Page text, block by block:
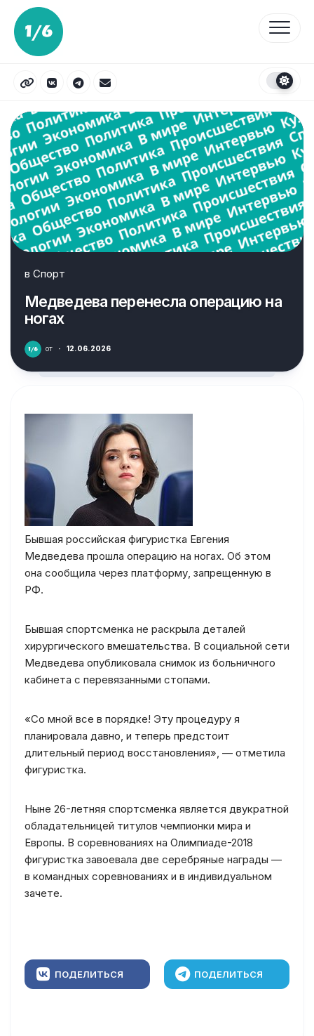
Перейти
содержанию
в Спорт
Медведева перенесла операцию на
ногах
от · 12.06.2026
Бывшая российская фигуристка Евгения
Медведева прошла операцию на ногах. Об этом
она сообщила через платформу, запрещенную в
РФ.
Бывшая спортсменка не раскрыла деталей
хирургического вмешательства. В социальной сети
Медведева опубликовала снимок из больничного
кабинета с перевязанными стопами.
«Со мной все в порядке! Эту процедуру я
планировала давно, и теперь предстоит
длительный период восстановления», — отметила
фигуристка.
Ныне 26-летняя спортсменка является двукратной
обладательницей титулов чемпионки мира и
Европы. В соревнованиях на Олимпиаде-2018
фигуристка завоевала две серебряные награды —
в командных соревнованиях и в индивидуальном
зачете.
ПОДЕЛИТЬСЯ ПОДЕЛИТЬСЯ